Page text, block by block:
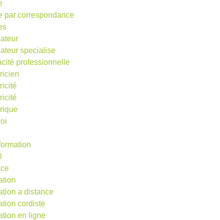
par correspondance
specialise
professionnelle
a distance
cordiste
en ligne